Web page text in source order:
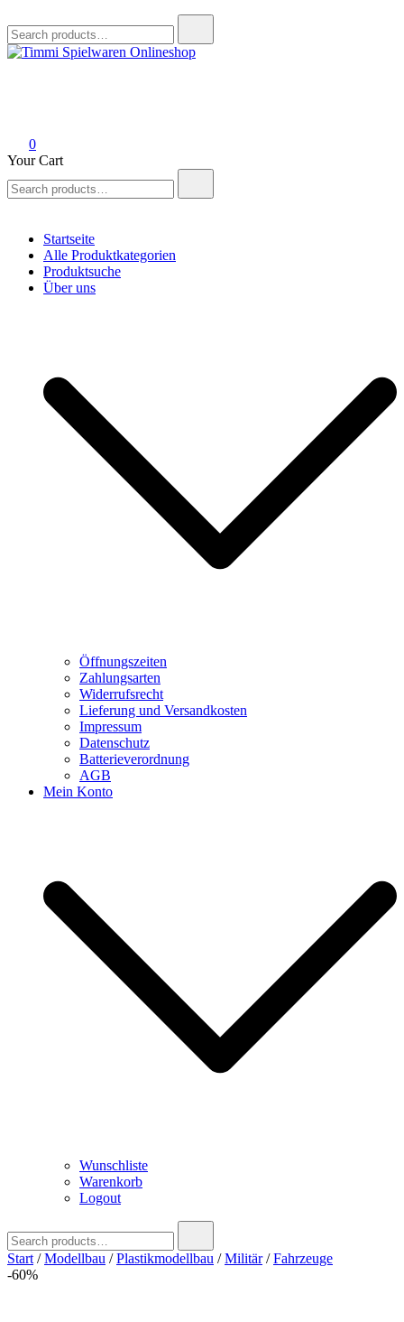
for:
0
Your Cart
for:
Startseite
Alle Produktkategorien
Produktsuche
Über uns
Öffnungszeiten
Zahlungsarten
Widerrufsrecht
Lieferung und Versandkosten
Impressum
Datenschutz
Batterieverordnung
AGB
Mein Konto
Wunschliste
Warenkorb
Logout
for:
Start /Modellbau /Plastikmodellbau /Militär/Fahrzeuge
-60%